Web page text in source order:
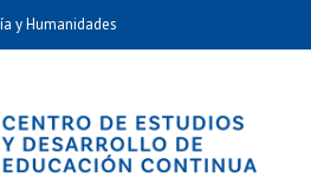
y Humanidades